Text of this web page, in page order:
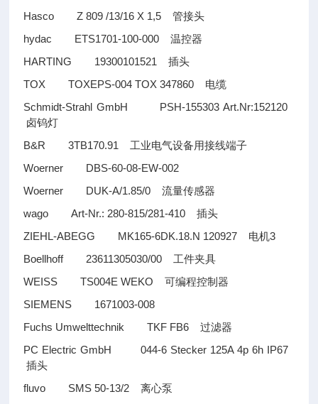
Hasco Z 809 /13/16 X 1,5管接头
hydac ETS1701-100-000温控器
HARTING 19300101521插头
TOX TOXEPS-004 TOX 347860 电缆
Schmidt-Strahl GmbH PSH-155303 Art.Nr:152120
卤钨灯
B&R 3TB170.91 工业电气设备用接线端子
Woerner DBS-60-08-EW-002
Woerner DUK-A/1.85/0流量传感器
wago Art-Nr.: 280-815/281-410插头
ZIEHL-ABEGG MK165-6DK.18.N 120927 电机3
Boellhoff 23611305030/00 工件夹具
WEISS TS004E WEKO可编程控制器
SIEMENS 1671003-008
Fuchs Umwelttechnik TKF FB6过滤器
PC Electric GmbH 044-6 Stecker 125A 4p 6h IP67
插头
fluvo SMS 50-13/2离心泵